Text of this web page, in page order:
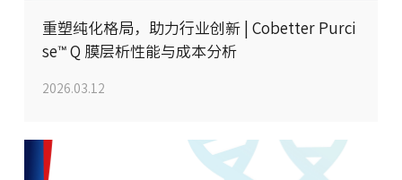
重塑纯化格局，助力行业创新 | Cobetter Purci
se™ Q 膜层析性能与成本分析
2026.03.12